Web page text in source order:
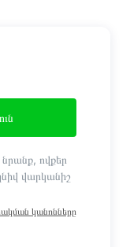
ովքեր
վարկանիշ
կանոնները